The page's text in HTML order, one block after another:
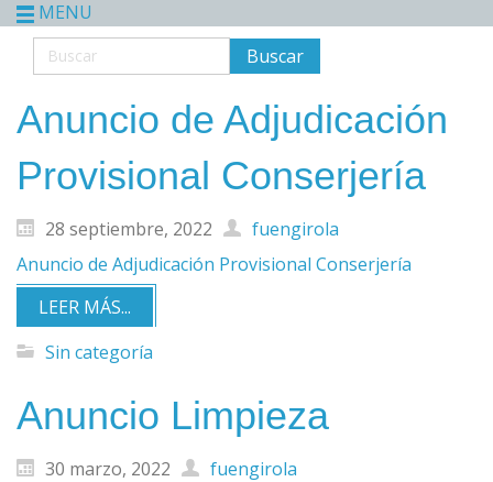
MENU
Anuncio de Adjudicación
Provisional Conserjería
28 septiembre, 2022
fuengirola
Anuncio de Adjudicación Provisional Conserjería
LEER MÁS...
Sin categoría
Anuncio Limpieza
30 marzo, 2022
fuengirola